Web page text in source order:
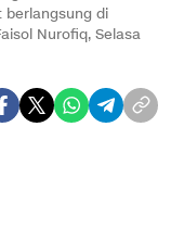
berlangsung di
Nurofiq, Selasa